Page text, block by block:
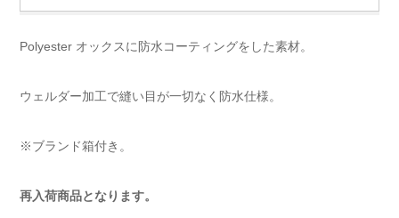
Polyester オックスに防水コーティングをした素材。
ウェルダー加工で縫い目が一切なく防水仕様。
※ブランド箱付き。
再入荷商品となります。